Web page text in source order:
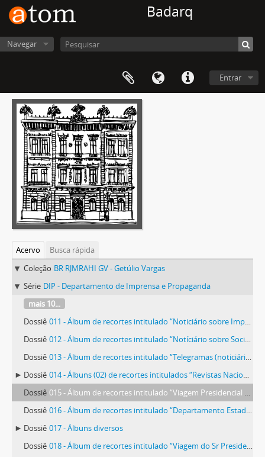
Badarq
Navegar
Entrar
Acervo
Busca rápida
Coleção BR RJMRAHI GV - Getúlio Vargas
Série DIP - Departamento de Imprensa e Propaganda
mais 10...
Dossiê 011 - Álbum de recortes intitulado “Noticiário sobre Imposto sobre Combustíveis”
Dossiê 012 - Álbum de recortes intitulado “Notíciário sobre Sociedades Anônimas”
Dossiê 013 - Álbum de recortes intitulado “Telegramas (noticiário) sobre o plano siderúrgico”
Dossiê 014 - Álbuns (02) de recortes intitulados “Revistas Nacionais”
Dossiê 015 - Álbum de recortes intitulado “Viagem Presidencial ao Norte”
Dossiê 016 - Álbum de recortes intitulado “Departamento Estadual de Imprensa e Propaganda (D.E.I.P.) São Paulo”
Dossiê 017 - Álbuns diversos
Dossiê 018 - Álbum de recortes intitulado “Viagem do Sr Presidente da República a São Paulo”